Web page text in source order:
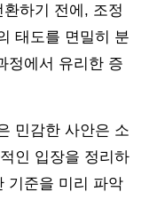
하기 전에, 조정
태도를 면밀히 분
정에서 유리한 증
민감한 사안은 소
인 입장을 정리하
기준을 미리 파악